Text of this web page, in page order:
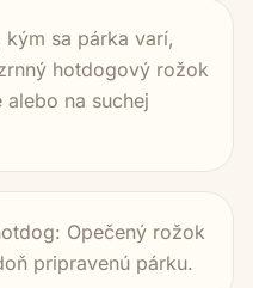
sa párka varí,
hotdogový rožok
na suchej
Opečený rožok
pripravenú párku.